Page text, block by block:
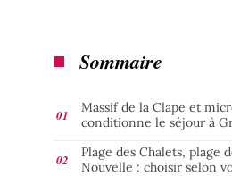
Sommaire
Massif de la Clape et
conditionne le séjour à
Plage des Chalets, plage
Nouvelle : choisir selon